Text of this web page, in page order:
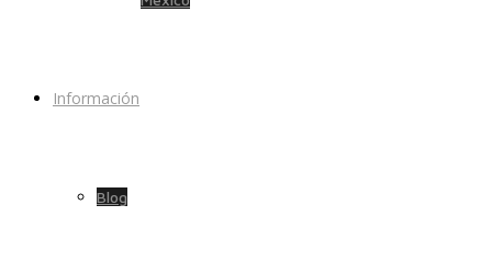
Información
Blog